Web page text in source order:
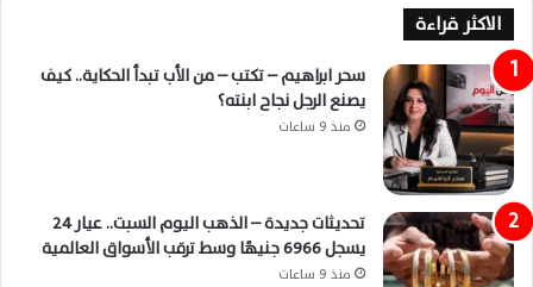
الاكثر قراءة
سحر ابراهيم – تكتب – من الأب تبدأ الحكاية.. كيف
يصنع الرجل نجاح ابنته؟
منذ 9 ساعات
تحديثات جديدة – الذهب اليوم السبت.. عيار 24
يسجل 6966 جنيهًا وسط ترقب الأسواق العالمية
منذ 9 ساعات